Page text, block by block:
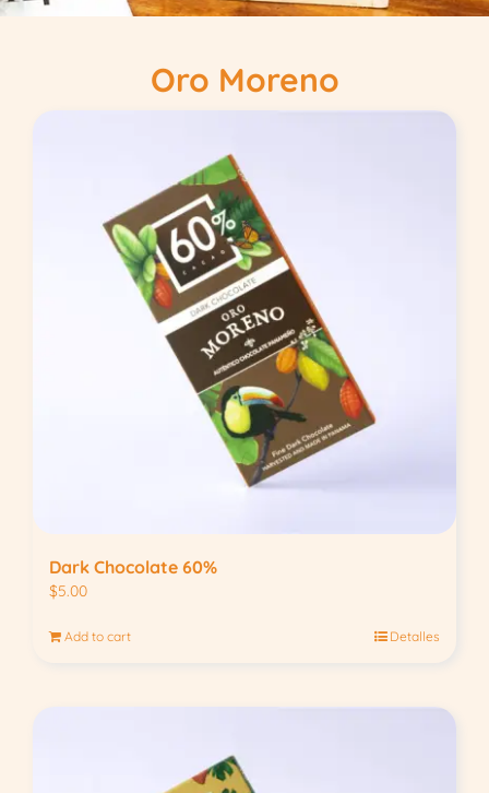
Oro Moreno
Dark Chocolate 60%
$5.00
Add to cart Detalles